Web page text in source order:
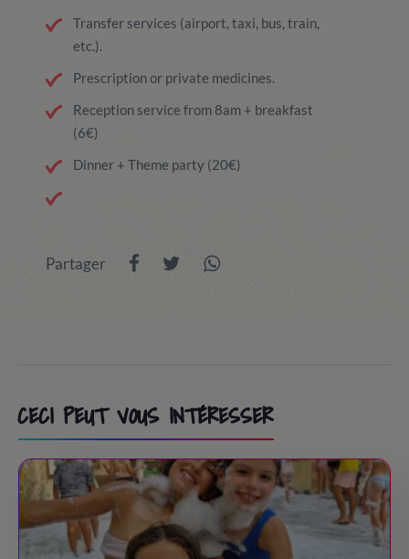
Transfer services (airport, taxi, bus, train,
etc.).
Prescription or private medicines.
Reception service from 8am + breakfast
(6€)
Dinner + Theme party (20€)
Partager
CECI PEUT VOUS INTÉRESSER